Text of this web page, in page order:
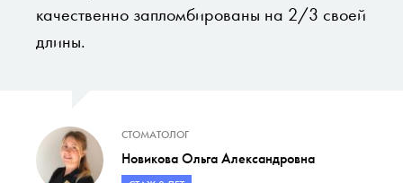
качественно запломбированы на 2/3 своей
длины.
СТОМАТОЛОГ
Новикова Ольга Александровна